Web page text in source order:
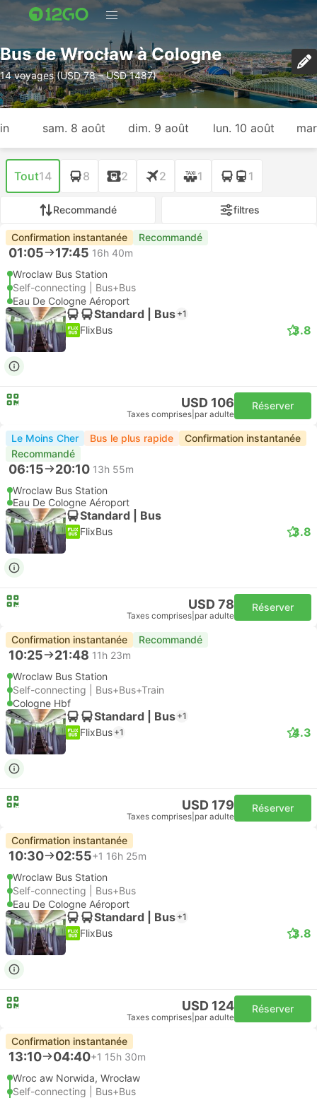
Bus de Wrocław à Cologne
14 voyages (USD 78 – USD 1487)
sam. 8 août dim. 9 août lun. 10 août
Tout14 8 2 2 1 1
Recommandé filtres
Confirmation instantanée Recommandé
01:05 17:45 16h 40m
Wroclaw Bus Station
Self-connecting | Bus+Bus
Eau De Cologne Aéroport
Standard | Bus +1
FlixBus 3.8
USD 106
Taxes comprises par adulte
Réserver
Le Moins Cher Bus le plus rapide
Confirmation instantanée
Recommandé
06:15 20:10 13h 55m
Wroclaw Bus Station
Eau De Cologne Aéroport
Standard | Bus
FlixBus 3.8
USD 78
Taxes comprises par adulte
Réserver
Confirmation instantanée Recommandé
10:25 21:48 11h 23m
Wroclaw Bus Station
Self-connecting | Bus+Bus+Train
Cologne Hbf
Standard | Bus +1
FlixBus +1 4.3
USD 179
Taxes comprises par adulte
Réserver
Confirmation instantanée
10:30 02:55+1 16h 25m
Wroclaw Bus Station
Self-connecting | Bus+Bus
Eau De Cologne Aéroport
Standard | Bus +1
FlixBus 3.8
USD 124
Taxes comprises par adulte
Réserver
Confirmation instantanée
13:10 04:40+1 15h 30m
Wroc aw Norwida, Wrocław
Self-connecting | Bus+Bus